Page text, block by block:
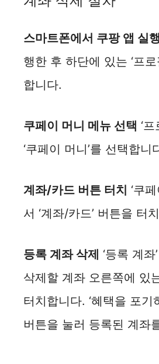
스마트폰에서 쿠팡 앱 실행
행한 후 하단에 있는 ‘프로
합니다.
쿠페이 머니 메뉴 선택 ‘
‘쿠페이 머니’를 선택합니
계좌/카드 버튼 터치 ‘쿠
서 ‘계좌/카드’ 버튼을 터
등록 계좌 삭제 ‘등록 계
삭제할 계좌 오른쪽에 있
터치합니다. ‘혜택을 포기
버튼을 눌러 등록된 계좌